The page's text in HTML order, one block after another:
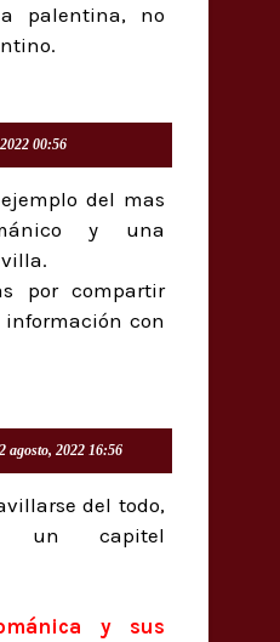
palentina, no
00:56
del mas
y una
por compartir
con
agosto, 2022 16:56
del todo,
un capitel
y sus